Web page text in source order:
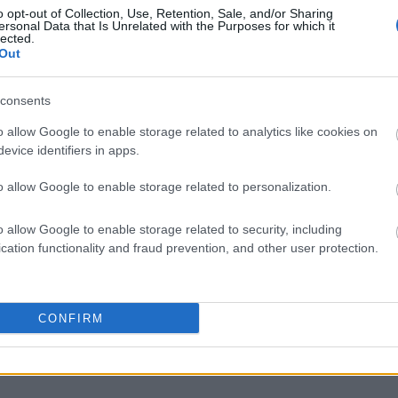
opt-out of Collection, Use, Retention, Sale, and/or Sharing
Data that Is Unrelated with the Purposes for which it
allow Google to enable storage related to analytics like cookies on
identifiers in apps.
allow Google to enable storage related to personalization.
allow Google to enable storage related to security, including
functionality and fraud prevention, and other user protection.
CONFIRM
Brakuje czegoś w haśle?
abonenci Dobrego słownika.
SPRAWDŹ